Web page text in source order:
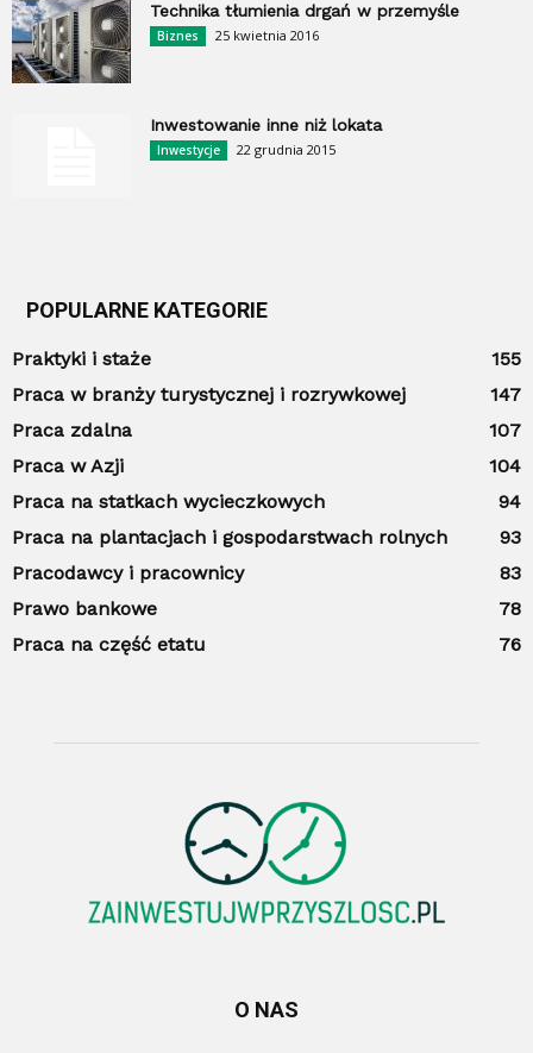
Technika tłumienia drgań w przemyśle
Biznes 25 kwietnia 2016
Inwestowanie inne niż lokata
Inwestycje 22 grudnia 2015
POPULARNE KATEGORIE
Praktyki i staże
155
Praca w branży turystycznej i rozrywkowej
147
Praca zdalna
107
Praca w Azji
104
Praca na statkach wycieczkowych
94
Praca na plantacjach i gospodarstwach rolnych
93
Pracodawcy i pracownicy
83
Prawo bankowe
78
Praca na część etatu
76
O NAS